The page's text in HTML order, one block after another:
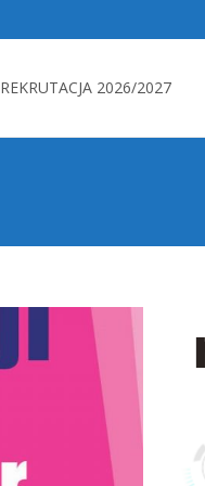
REKRUTACJA 2026/2027